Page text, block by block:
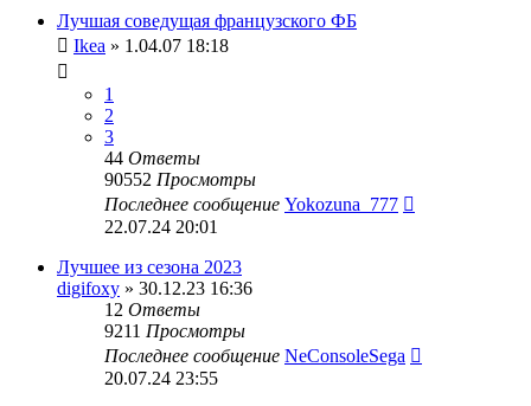
Лучшая соведущая французского ФБ
Ikea » 1.04.07 18:18
1
2
3
44 Ответы
90552 Просмотры
Последнее сообщение Yokozuna_777
22.07.24 20:01
Лучшее из сезона 2023
digifoxy » 30.12.23 16:36
12 Ответы
9211 Просмотры
Последнее сообщение NeConsoleSega
20.07.24 23:55